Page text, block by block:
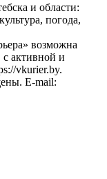
и области:
погода,
возможна
с активной и
vkurier.by.
E-mail: